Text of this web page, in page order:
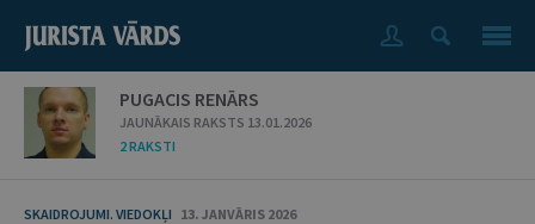
PUGACIS RENĀRS
JAUNĀKAIS RAKSTS 13.01.2026
2 RAKSTI
SKAIDROJUMI. VIEDOKĻI 13. JANVĀRIS 2026